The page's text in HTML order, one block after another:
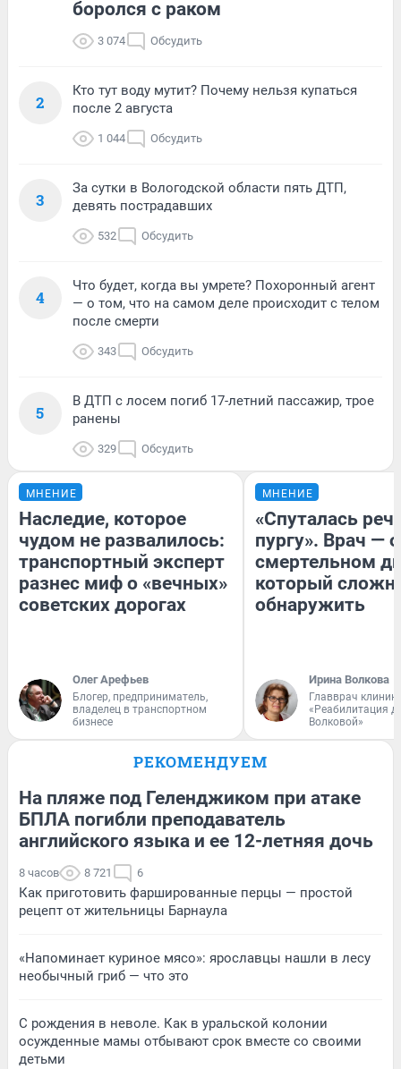
боролся с раком
3 074 Обсудить
2
Кто тут воду мутит? Почему нельзя купаться
после 2 августа
1 044 Обсудить
3
За сутки в Вологодской области пять ДТП,
девять пострадавших
532 Обсудить
4
Что будет, когда вы умрете? Похоронный агент
— о том, что на самом деле происходит с телом
после смерти
343 Обсудить
5
В ДТП с лосем погиб 17-летний пассажир, трое
ранены
329 Обсудить
МНЕНИЕ
Наследие, которое
чудом не развалилось:
транспортный эксперт
разнес миф о «вечных»
советских дорогах
Олег Арефьев
Блогер, предприниматель,
владелец в транспортном
бизнесе
МНЕНИЕ
«Спуталась
пургу». Врач — о
смертельном
который
обнаружить
Ирина Волкова
Главврач
«Реабилитация
Волковой»
РЕКОМЕНДУЕМ
На пляже под Геленджиком при атаке
БПЛА погибли преподаватель
английского языка и ее 12-летняя дочь
8 часов 8 721 6
Как приготовить фаршированные перцы — простой
рецепт от жительницы Барнаула
«Напоминает куриное мясо»: ярославцы нашли в лесу
необычный гриб — что это
С рождения в неволе. Как в уральской колонии
осужденные мамы отбывают срок вместе со своими
детьми